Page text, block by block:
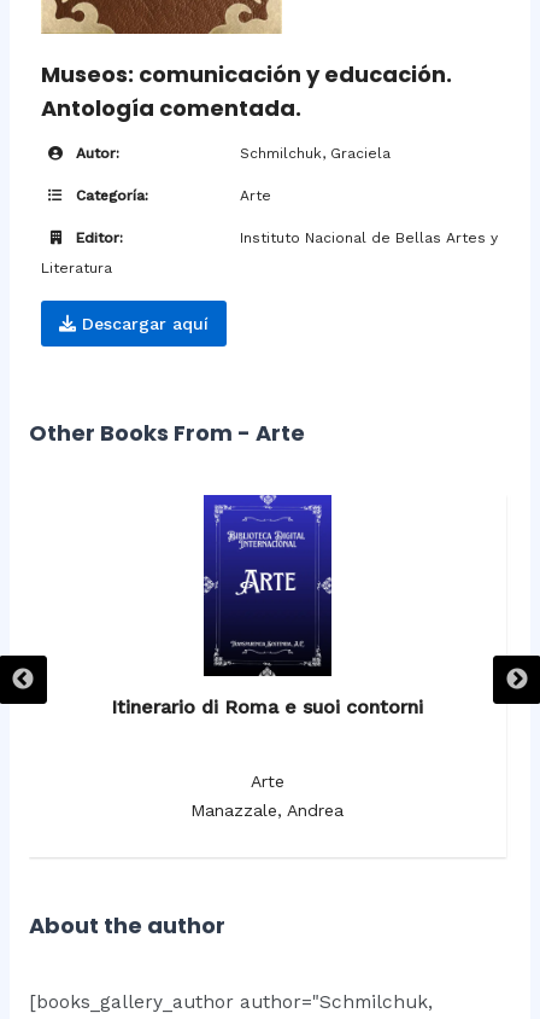
Museos: comunicación y educación.
Antología comentada.
Autor: Schmilchuk, Graciela
Categoría: Arte
Editor:
Instituto Nacional de Bellas Artes y
Literatura
Descargar aquí
Other Books From - Arte
Itinerario di Roma e suoi contorni
Arte
Manazzale, Andrea
About the author
[books_gallery_author author="Schmilchuk,